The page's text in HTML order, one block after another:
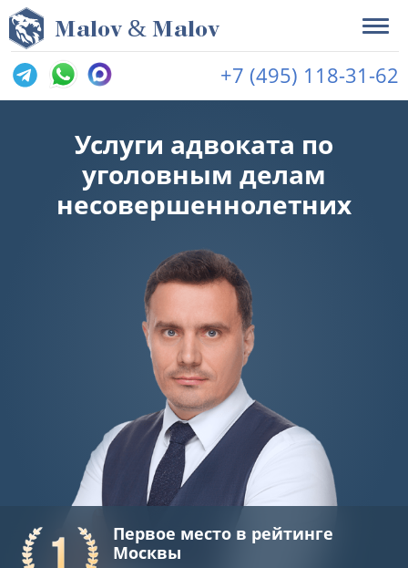
Malov & Malov
+7 (495) 118-31-62
Услуги адвоката по
уголовным делам
несовершеннолетних
Первое место в рейтинге
Москвы